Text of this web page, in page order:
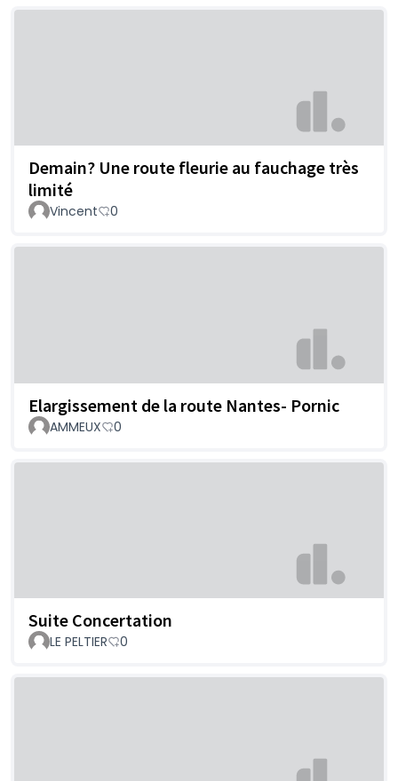
Demain? Une route fleurie au fauchage très
limité
Vincent 0
Elargissement de la route Nantes- Pornic
AMMEUX 0
Suite Concertation
LE PELTIER 0